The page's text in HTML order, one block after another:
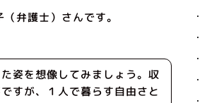
弁護士）さんです。
姿を想像してみましょう。収
すが、１人で暮らす自由さと